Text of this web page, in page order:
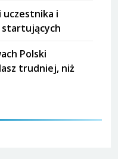
uczestnika i
startujących
Polski
trudniej, niż